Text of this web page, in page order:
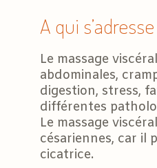
A qui
Le massage
abdominales,
digestion, stress,
différentes
Le massage
césariennes, car il
cicatrice.